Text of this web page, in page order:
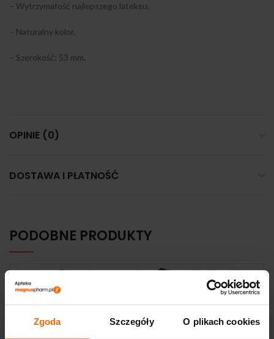
Zgoda Szczegóły O plikach cookies
– Wytrzymałość najlepszego lateksu.
– Naturalny kolor.
– Szerokość: 53 mm.
OPINIE (0)
DOSTAWA I PŁATNOŚĆ
PODOBNE PRODUKTY